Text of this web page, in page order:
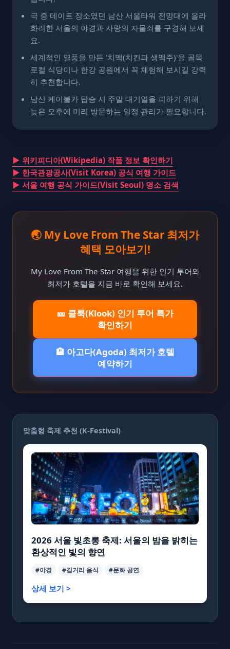
극 중 데이트 장소였던 남산 서울타워 전망대에 올라
화려한 서울의 야경과 사랑의 자물쇠를 구경해 보세
요.
세계적인 열풍을 만든 '치맥(치킨과 생맥주)'을 골목
로컬 식당이나 한강 공원에서 꼭 체험해 보시길 강력
히 추천합니다.
남산 케이블카 탑승 시 주말 대기열을 피하기 위해
늦은 오후에 미리 방문하는 일정 관리가 필요합니다.
▶ 위키피디아(Wikipedia) 작품 정보 확인하기
▶ 한국관광공사(Visit Korea) 공식 여행 가이드
▶ 서울 여행 공식 가이드(Visit Seoul) 명소 검색
🌏 My Love From The Star 최저가
혜택 모아보기!
My Love From The Star 여행을 위한 인기 투어와
최저가 호텔을 지금 바로 확인해 보세요.
🎫 클룩(Klook) 인기 투어 특가
확인하기
🏨 아고다(Agoda) 최저가 호텔
예약하기
맞춤형 축제 추천 (K-Festival)
2026 서울 빛초롱 축제: 서울의 밤을 밝히는
환상적인 빛의 향연
#야경 #길거리 음식 #문화 공연
상세 보기 >